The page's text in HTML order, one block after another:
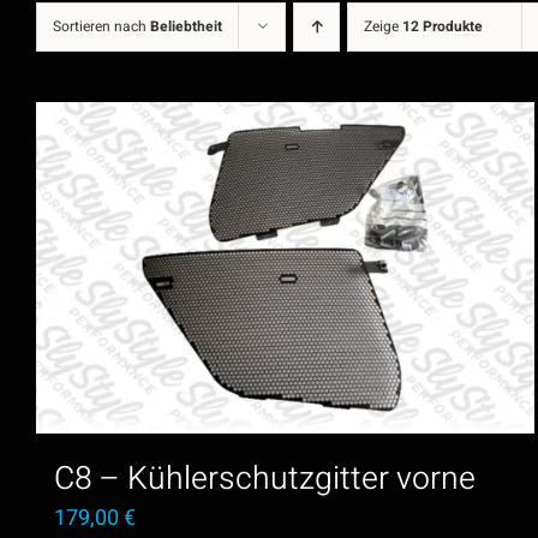
Sortieren nach Beliebtheit Zeige 12 Produkte
C8 – Kühlerschutzgitter vorne
179,00€